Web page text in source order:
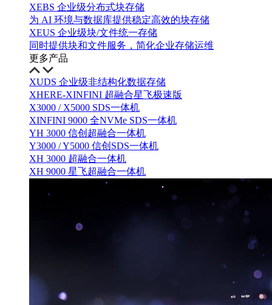
XEBS 企业级分布式块存储
为 AI 环境与数据库提供稳定高效的块存储
XEUS 企业级块/文件统一存储
同时提供块和文件服务，简化企业存储运维
更多产品
XUDS 企业级非结构化数据存储
XHERE-XINFINI 超融合星飞极速版
X3000 / X5000 SDS一体机
XINFINI 9000 全NVMe SDS一体机
YH 3000 信创超融合一体机
Y3000 / Y5000 信创SDS一体机
XH 3000 超融合一体机
XH 9000 星飞超融合一体机